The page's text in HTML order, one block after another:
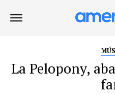
La Pelopony,